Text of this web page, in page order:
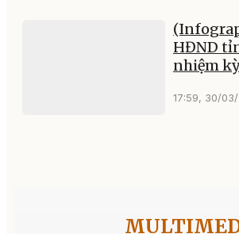
HĐND
nhiệm
17:59, 30/